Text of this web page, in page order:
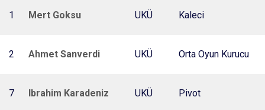
1 Mert Goksu UKÜ Kaleci
2 Ahmet Sanverdi UKÜ Orta Oyun Kurucu
7 Ibrahim Karadeniz UKÜ Pivot